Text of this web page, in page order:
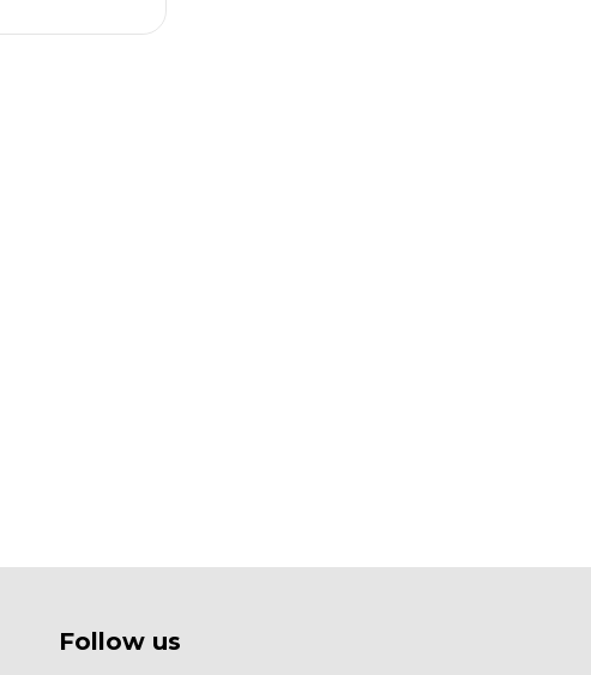
Follow us